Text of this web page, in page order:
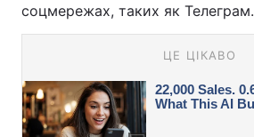
соцмережах, таких як Телеграм.